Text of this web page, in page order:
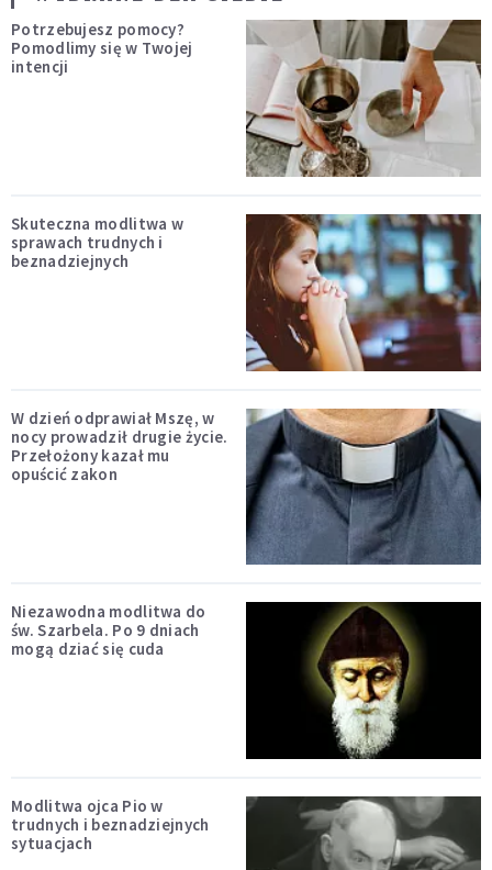
Potrzebujesz pomocy?
Pomodlimy się w Twojej
intencji
Skuteczna modlitwa w
sprawach trudnych i
beznadziejnych
W dzień odprawiał Mszę, w
nocy prowadził drugie życie.
Przełożony kazał mu
opuścić zakon
Niezawodna modlitwa do
św. Szarbela. Po 9 dniach
mogą dziać się cuda
Modlitwa ojca Pio w
trudnych i beznadziejnych
sytuacjach